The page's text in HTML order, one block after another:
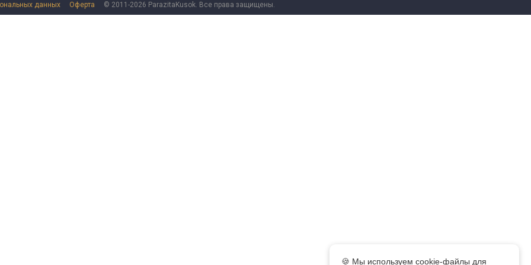
🍪 Мы используем cookie-файлы для
данных Оферта © 2011-2026 ParazitaKusok. Все права защищены.